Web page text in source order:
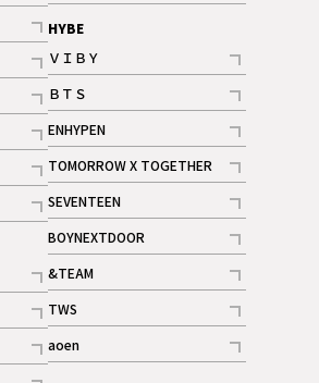
記事
HYBE
ＶＩＢＹ
記事
ＢＴＳ
記事
ENHYPEN
記事
TOMORROW X TOGETHER
記事
ギャラリー
SEVENTEEN
記事
BOYNEXTDOOR
記事
&TEAM
記事
ギャラリー
TWS
記事
aoen
記事